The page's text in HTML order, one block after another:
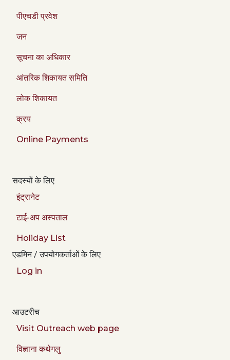
पीएचडी प्रवेश
जन
सूचना का अधिकार
आंतरिक शिकायत समिति
लोक शिकायत
क्रय
Online Payments
सदस्यों के लिए
इंट्रानेट
टाई-अप अस्पताल
Holiday List
एडमिन / उपयोगकर्ताओं के लिए
Log in
आउटरीच
Visit Outreach web page
विज्ञाना कथेगलु